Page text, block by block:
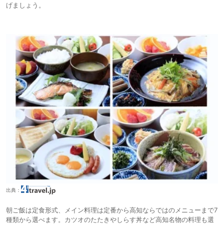
げましょう。
出典：
朝ご飯は定食形式、メイン料理は定番から高知ならではのメニューまで7
種類から選べます。カツオのたたきやしらす丼など高知名物の料理も選